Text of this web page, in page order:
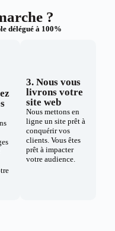
?
délégué à 100%
3. Nous vous
livrons votre
site web
Nous mettons en
ligne un site prêt à
conquérir vos
clients. Vous êtes
prêt à impacter
votre audience.